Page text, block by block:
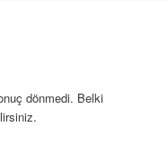
dönmedi. Belki